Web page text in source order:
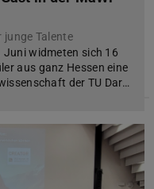
Talente
widmeten sich 16
aus ganz Hessen eine
der TU Dar…